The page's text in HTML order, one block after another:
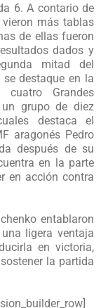
6. A contario de
más tablas
de ellas fueron
dados y
mitad del
destaque en la
cuatro Grandes
grupo de diez
destaca el
aragonés Pedro
después de su
en la parte
en acción contra
entablaron
ligera ventaja
en victoria,
la partida